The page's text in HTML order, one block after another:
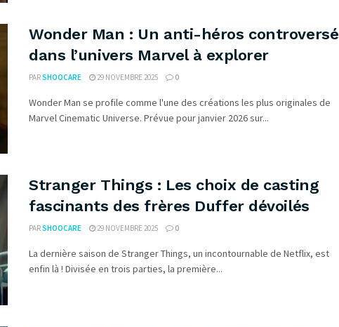
Wonder Man : Un anti-héros controversé
dans l’univers Marvel à explorer
PARSHOOCARE 29 NOVEMBRE 2025 0
Wonder Man se profile comme l'une des créations les plus originales de
Marvel Cinematic Universe. Prévue pour janvier 2026 sur...
Stranger Things : Les choix de casting
fascinants des frères Duffer dévoilés
PARSHOOCARE 29 NOVEMBRE 2025 0
La dernière saison de Stranger Things, un incontournable de Netflix, est
enfin là ! Divisée en trois parties, la première...